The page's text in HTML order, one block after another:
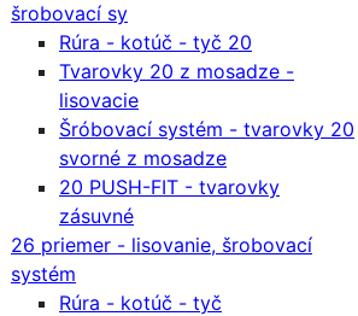
šrobovací sy
Rúra - kotúč - tyč 20
Tvarovky 20 z mosadze -
lisovacie
Šróbovací systém - tvarovky 20
svorné z mosadze
20 PUSH-FIT - tvarovky
zásuvné
26 priemer - lisovanie, šrobovací
systém
Rúra - kotúč - tyč